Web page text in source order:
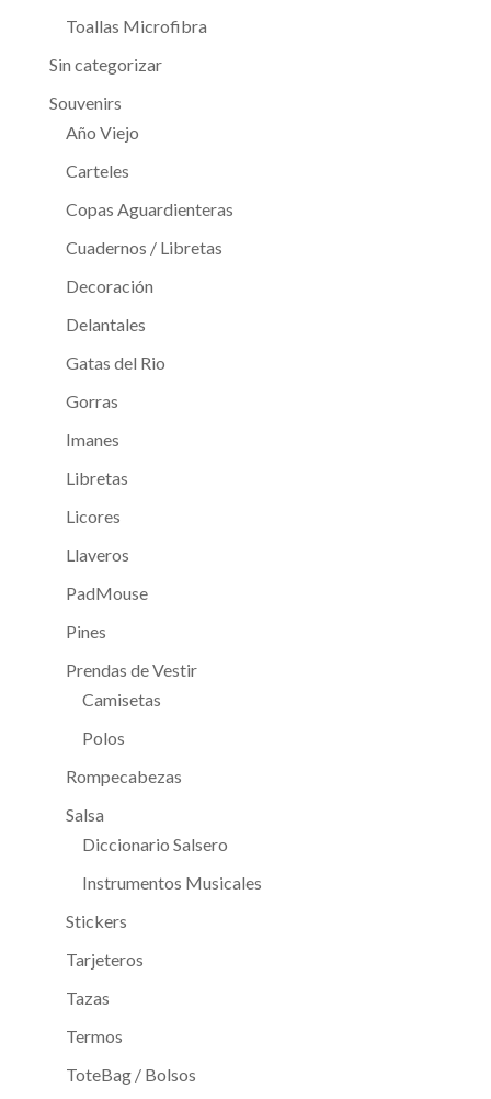
Toallas Microfibra
Sin categorizar
Souvenirs
Año Viejo
Carteles
Copas Aguardienteras
Cuadernos / Libretas
Decoración
Delantales
Gatas del Rio
Gorras
Imanes
Libretas
Licores
Llaveros
PadMouse
Pines
Prendas de Vestir
Camisetas
Polos
Rompecabezas
Salsa
Diccionario Salsero
Instrumentos Musicales
Stickers
Tarjeteros
Tazas
Termos
ToteBag / Bolsos